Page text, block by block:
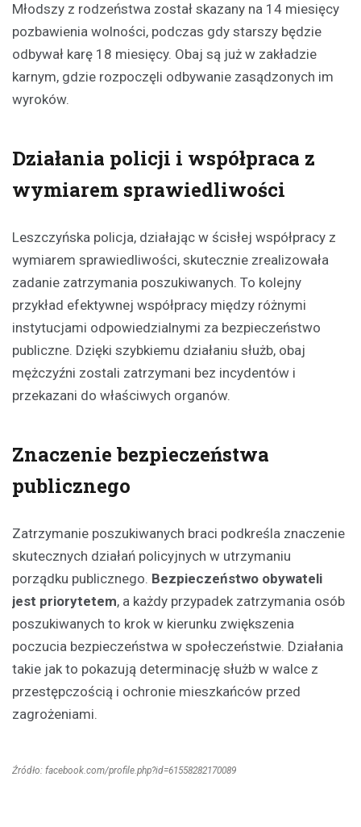
Młodszy z rodzeństwa został skazany na 14 miesięcy
pozbawienia wolności, podczas gdy starszy będzie
odbywał karę 18 miesięcy. Obaj są już w zakładzie
karnym, gdzie rozpoczęli odbywanie zasądzonych im
wyroków.
Działania policji i współpraca z
wymiarem sprawiedliwości
Leszczyńska policja, działając w ścisłej współpracy z
wymiarem sprawiedliwości, skutecznie zrealizowała
zadanie zatrzymania poszukiwanych. To kolejny
przykład efektywnej współpracy między różnymi
instytucjami odpowiedzialnymi za bezpieczeństwo
publiczne. Dzięki szybkiemu działaniu służb, obaj
mężczyźni zostali zatrzymani bez incydentów i
przekazani do właściwych organów.
Znaczenie bezpieczeństwa
publicznego
Zatrzymanie poszukiwanych braci podkreśla znaczenie
skutecznych działań policyjnych w utrzymaniu
porządku publicznego. Bezpieczeństwo obywateli
jest priorytetem, a każdy przypadek zatrzymania osób
poszukiwanych to krok w kierunku zwiększenia
poczucia bezpieczeństwa w społeczeństwie. Działania
takie jak to pokazują determinację służb w walce z
przestępczością i ochronie mieszkańców przed
zagrożeniami.
Źródło: facebook.com/profile.php?id=61558282170089